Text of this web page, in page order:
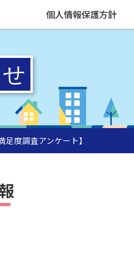
個人情報保護方針
度調査アンケート】